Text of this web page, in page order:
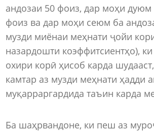
андозаи 50 фоиз, дар моҳи дуюм
фоиз ва дар моҳи сеюм ба
музди миёнаи меҳнати ҷойи
назардошти коэффитсиентҳо),
охири корӣ ҳисоб карда
камтар аз музди меҳнати ҳадди
муқарраргардида таъин карда
Ба шаҳрвандоне, ки пеш аз